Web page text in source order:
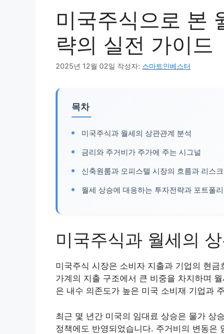
미국주식으로 본
략의 실전 가이드
2025년 12월 02일 작성자: 스마트인베스터
목차
미국주식과 월세의 상관관계 분석
금리와 주거비가 주가에 주는 시그널
신축원룸과 오피스텔 시장의 흐름과 리스크
월세 상승에 대응하는 투자전략과 포트폴
미국주식과 월세의
미국주식 시장은 소비자 지출과 기업의 현
가계의 지출 구조에서 큰 비중을 차지하며
은 내수 의존도가 높은 미국 소비재 기업과
최근 몇 년간 미국의 임대료 상승은 물가 상
정책에도 반영되었습니다. 주거비의 변동은